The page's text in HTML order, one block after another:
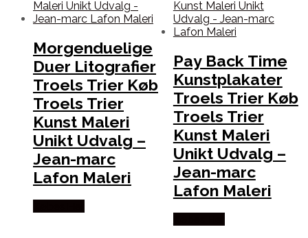
Morgenduelige
Duer Litografier
Troels Trier Køb
Troels Trier
Kunst Maleri
Unikt Udvalg –
Jean-marc
Lafon Maleri
Pay Back Time
Kunstplakater
Troels Trier Køb
Troels Trier
Kunst Maleri
Unikt Udvalg –
Jean-marc
Lafon Maleri